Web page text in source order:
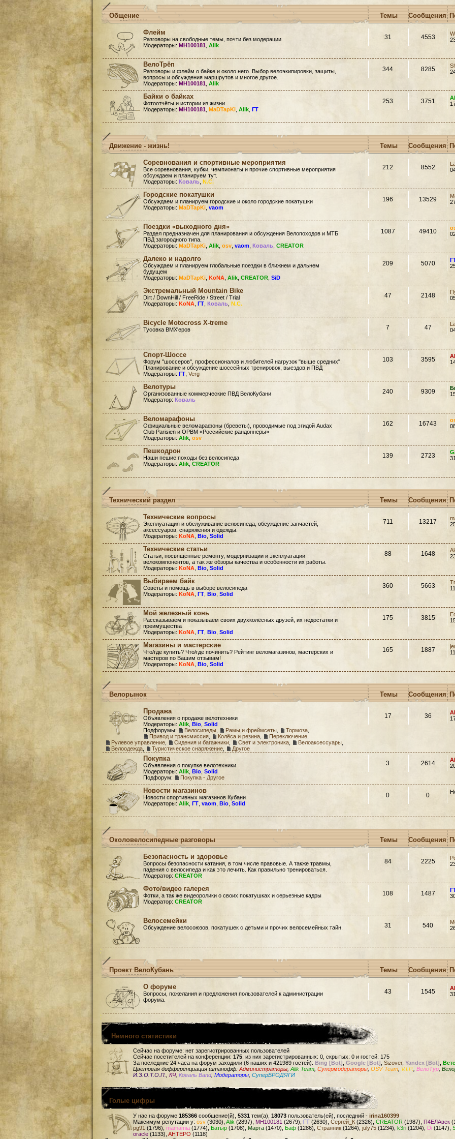
Общение Темы Сообщения
Флейм
Разговоры на свободные темы, почти без модерации
Модераторы: MH100181 Alik
31 4553
ВелоТрёп
Разговоры и флейм о байке и около него. Выбор велоэкипировки, защиты,
вопросы и обсуждения маршрутов и многое другое.
Модераторы: MH100181 Alik
344 8285
Байки о байках
Фотоотчёты и истории из жизни
Модераторы: MH100181 MaDTapKi Alik ГТ
253 3751
Движение - жизнь! Темы Сообщения
Соревнования и спортивные мероприятия
Все соревнования, кубки, чемпионаты и прочие спортивные мероприятия
обсуждаем и планируем тут.
Модераторы: Коваль N.C.
212 8552
Городские покатушки
Обсуждаем и планируем городские и около городские покатушки
Модераторы: MaDTapKi vaom
196 13529
Поездки «выходного дня»
Раздел предназначен для планирования и обсуждения Велопоходов и МТБ
ПВД загородного типа.
Модераторы: MaDTapKi Alik osv vaom Коваль CREATOR
1087 49410
Далеко и надолго
Обсуждаем и планируем глобальные поездки в ближнем и дальнем
будущем
Модераторы: MaDTapKi KoNA Alik CREATOR SiD
209 5070
Экстремальный Mountain Bike
Dirt / DownHill / FreeRide / Street / Trial
Модераторы: KoNA ГТ Коваль N.C.
47 2148
Bicycle Motocross X-treme
Тусовка BMX'еров 7 47
Спорт-Шоссе
Форум "шоссеров", профессионалов и любителей нагрузок "выше средних".
Планирование и обсуждение шоссейных тренировок, выездов и ПВД
Модераторы: ГТ Verg
103 3595
Велотуры
Организованные коммерческие ПВД ВелоКубани
Модератор: Коваль
240 9309
Веломарафоны
Официальные веломарафоны (бреветы), проводимые под эгидой Audax
Club Parisien и ОРВМ «Российские рандоннеры»
Модераторы: Alik osv
162 16743
Пешкодрон
Наши пешие походы без велосипеда
Модераторы: Alik CREATOR
139 2723
Технический раздел Темы Сообщения
Технические вопросы
Эксплуатация и обслуживание велосипеда, обсуждение запчастей,
аксессуаров, снаряжения и одежды.
Модераторы: KoNA Bio Solid
711 13217
Технические статьи
Статьи, посвящённые ремонту, модернизации и эксплуатации
велокомпонентов, а так же обзоры качества и особенности их работы.
Модераторы: KoNA Bio Solid
88 1648
Выбираем байк
Советы и помощь в выборе велосипеда
Модераторы: KoNA ГТ Bio Solid
360 5663
Мой железный конь
Рассказываем и показываем своих двухколёсных друзей, их недостатки и
преимущества
Модераторы: KoNA ГТ Bio Solid
175 3815
Магазины и мастерские
Что/где купить? Что/где починить? Рейтинг веломагазинов, мастерских и
мастеров по Вашим отзывам!
Модераторы: KoNA Bio Solid
165 1887
Велорынок Темы Сообщения
Продажа
Объявления о продаже велотехники
Модераторы: Alik Bio Solid
Подфорумы:
Велосипеды Рамы и фреймсеты Тормоза
Привод и трансмиссия
Колёса и резина Переключение
Рулевое управление
Сидения и багажники Свет и электроника Велоаксессуары
Велоодежда
Туристическое снаряжение Другое
17 36
Покупка
Объявления о покупке велотехники
Модераторы: Alik Bio Solid
Подфорум:
Покупка - Другое
3 2614
Новости магазинов
Новости спортивных магазинов Кубани
Модераторы: Alik ГТ vaom Bio Solid
0 0
Околовелосипедные разговоры Темы Сообщения
Безопасность и здоровье
Вопросы безопасности катания, в том числе правовые. А также травмы,
падения с велосипеда и как это лечить. Как правильно тренироваться.
Модератор: CREATOR
84 2225
Фото/видео галерея
Фотки, а так же видеоролики о своих покатушках и серьезные кадры
Модератор: CREATOR
108 1487
Велосемейки
Обсуждение велосоюзов, покатушек с детьми и прочих велосемейных тайн. 31 540
Проект ВелоКубань Темы Сообщения
О форуме
Вопросы, пожелания и предложения пользователей к администрации
форума.
43 1545
Немного статистики
Сейчас на форуме: нет зарегистрированных пользователей
Сейчас посетителей на конференции: 175 , из них зарегистрированных: 0, скрытых: 0 и гостей: 175
За последние 24 часа на форум заходили (6 наших и 421989 гостей): Bing [Bot] Google [Bot] Sizover, Yandex [Bot]
Цветовая дифференциация штанофф: Администраторы Alik Team Супермодераторы OSV-Team V.I.P. ВелоТур
И.З.О.Т.О.П.
КЧ, Коваль Band, Модераторы СуперБРОДЯГИ
Голые цифры
У нас на форуме 185366 сообщение(й), 5331 тем(а), 18073 пользователь(ей), последний - irina160399
Максимум репутации у: osv (3030), Alik (2897), MH100181 (2679), ГТ (2630), Сергей_К (2326), CREATOR (1987), П4ЕЛАвек
pg91 (1796), mamamia (1774), Батыр (1708), Марта (1470), Баф (1286), Странник (1264), july75 (1234), k3ri (1204), Di (1147),
oracle (1133), AHTEPO (1118)